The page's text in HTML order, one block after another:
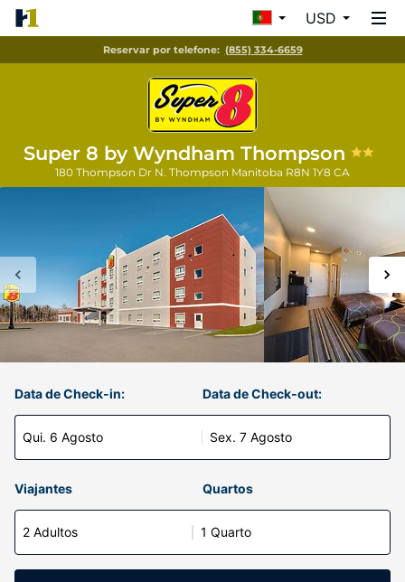
USD
Reservar por telefone: (855) 334-6659
Super 8 by Wyndham Thompson
180 Thompson Dr N. Thompson Manitoba R8N 1Y8 CA
Data de Check-in:
Qui. 6 Agosto
Data de Check-out:
Sex. 7 Agosto
Viajantes Quartos
2 Adultos 1 Quarto